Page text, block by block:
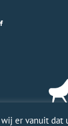
er vanuit dat